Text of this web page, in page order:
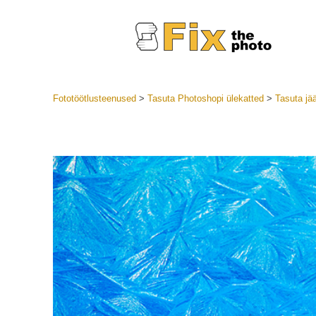
Parima
Mobiili
Fototöötlusteenused > Tasuta Photoshopi ülekatted > Tasuta